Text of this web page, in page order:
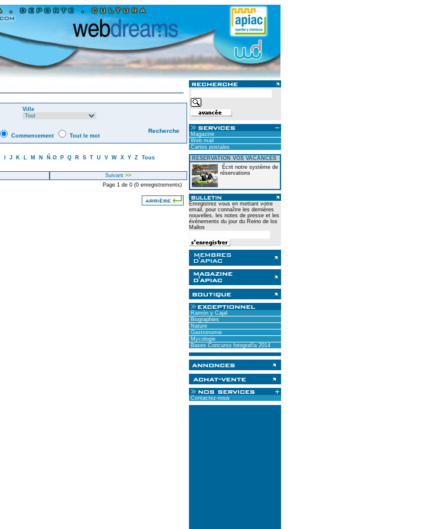
Ville
Commencement
Tout le mot
J K L M N Ñ O P Q R S T U V W X Y Z Tous
Suivant >>
Page 1 de 0 (0 enregistrements)
Magazine
Web mail
Cartes postales
RÉSERVATION VOS VACANCES
Écrit notre système de
réservations
Enregistrez vous en mettant votre
email, pour connaître les dernières
nouvelles, les notes de presse et les
événements du jour du Reino de los
Mallos
Ramón y Cajal
Biographies
Nature
Gastronomie
Mycologie
Bases Concurso fotografía 2014
Contactez-nous